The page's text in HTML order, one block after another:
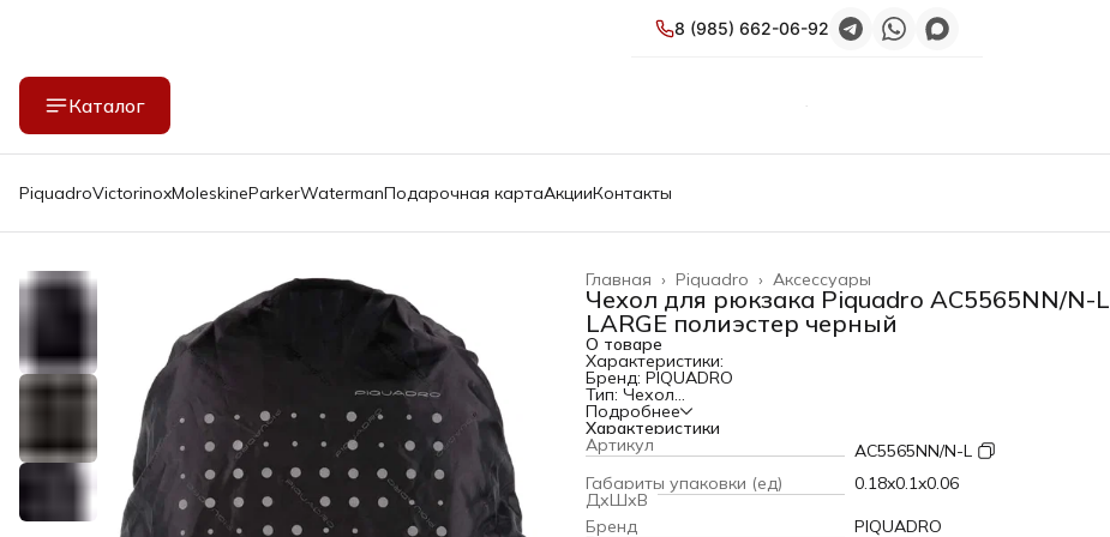
8 (985) 662-06-92
Каталог
PiquadroVictorinoxMoleskineParkerWatermanПодарочная картаАкцииКонтакты
Аксессуары
Piquadro ›
Главная ›
Чехол для рюкзака Piquadro AC5565NN/N-L
LARGE полиэстер черный
О товаре
Характеристики:
Бренд: PIQUADRO
Тип: Чехол
Модель: AC5565NN/N-L
PartNumber/Артикул Производителя: AC5565NN/N-L
Назначение: для рюкзака
Размер: Large
Материал: полиэстер
Цвет: черный
Габариты упаковки (ед) ДхШхВ: 0.18x0.1x0.06 м
Вес упаковки (ед): 0.122 кг
Подробнее
Характеристики
Артикул
AC5565NN/N-L
Габариты упаковки (ед)
ДхШхВ
0.18x0.1x0.06
Бренд
PIQUADRO